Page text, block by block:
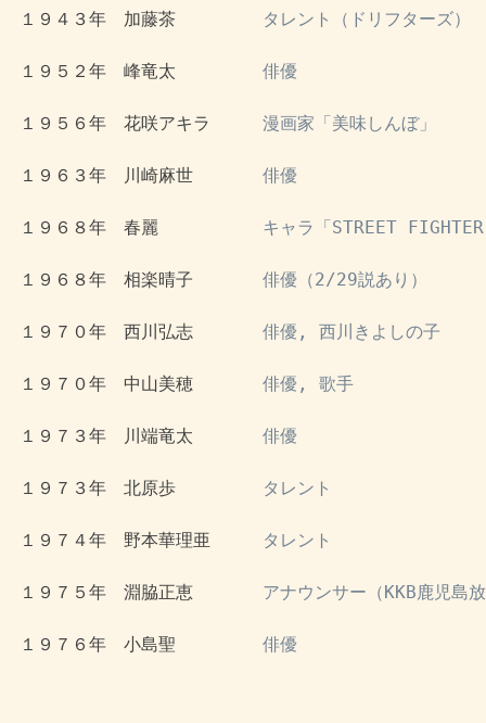
１９４３年　加藤茶 タレント（ドリフターズ）
１９５２年　峰竜太 俳優
１９５６年　花咲アキラ 漫画家「美味しんぼ」
１９６３年　川崎麻世 俳優
１９６８年　春麗 キャラ「STREET
１９６８年　相楽晴子 俳優（2/29説あり）
１９７０年　西川弘志 俳優, 西川きよしの子
１９７０年　中山美穂 俳優, 歌手
１９７３年　川端竜太 俳優
１９７３年　北原歩 タレント
１９７４年　野本華理亜 タレント
１９７５年　淵脇正恵 アナウンサー（KKB鹿児島
１９７６年　小島聖 俳優